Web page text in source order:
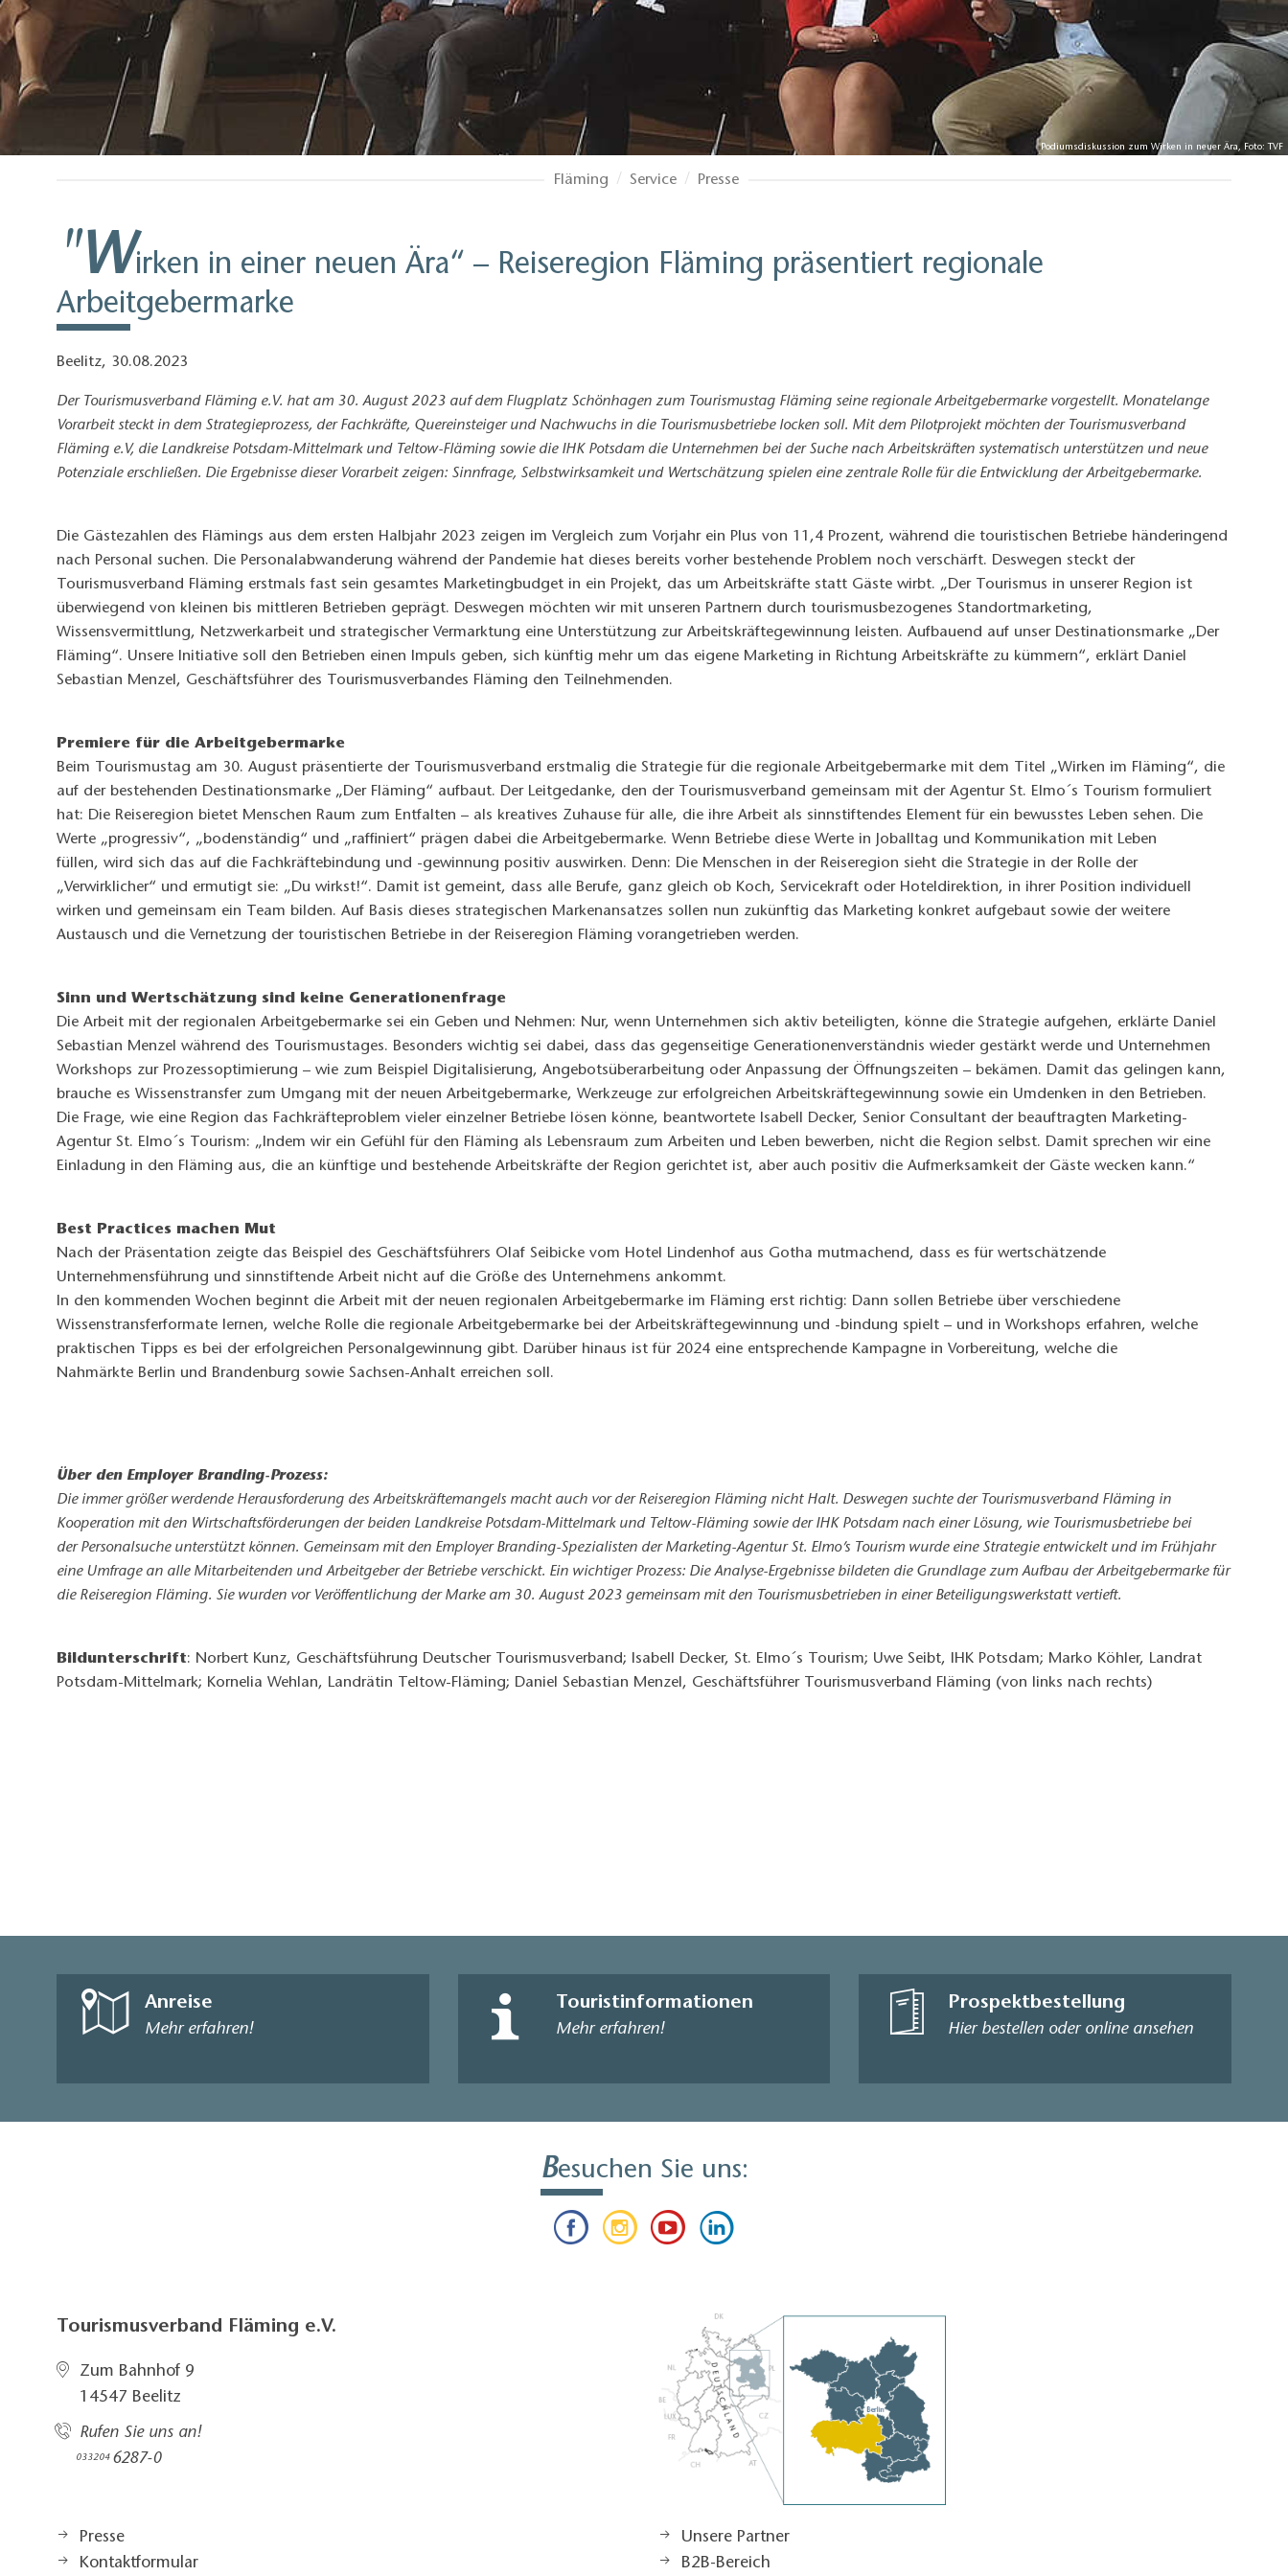
Podiumsdiskussion zum Wirken in neuer Ära, Foto: TVF
Fläming Service Presse
"Wirken in einer neuen Ära“ – Reiseregion Fläming präsentiert regionale
Arbeitgebermarke
Beelitz, 30.08.2023
Der Tourismusverband Fläming e.V. hat am 30. August 2023 auf dem Flugplatz Schönhagen zum Tourismustag Fläming seine regionale Arbeitgebermarke vorgestellt. Monatelange
Vorarbeit steckt in dem Strategieprozess, der Fachkräfte, Quereinsteiger und Nachwuchs in die Tourismusbetriebe locken soll. Mit dem Pilotprojekt möchten der Tourismusverband
Fläming e.V, die Landkreise Potsdam-Mittelmark und Teltow-Fläming sowie die IHK Potsdam die Unternehmen bei der Suche nach Arbeitskräften systematisch unterstützen und neue
Potenziale erschließen. Die Ergebnisse dieser Vorarbeit zeigen: Sinnfrage, Selbstwirksamkeit und Wertschätzung spielen eine zentrale Rolle für die Entwicklung der Arbeitgebermarke.
Die Gästezahlen des Flämings aus dem ersten Halbjahr 2023 zeigen im Vergleich zum Vorjahr ein Plus von 11,4 Prozent, während die touristischen Betriebe händeringend
nach Personal suchen. Die Personalabwanderung während der Pandemie hat dieses bereits vorher bestehende Problem noch verschärft. Deswegen steckt der
Tourismusverband Fläming erstmals fast sein gesamtes Marketingbudget in ein Projekt, das um Arbeitskräfte statt Gäste wirbt. „Der Tourismus in unserer Region ist
überwiegend von kleinen bis mittleren Betrieben geprägt. Deswegen möchten wir mit unseren Partnern durch tourismusbezogenes Standortmarketing,
Wissensvermittlung, Netzwerkarbeit und strategischer Vermarktung eine Unterstützung zur Arbeitskräftegewinnung leisten. Aufbauend auf unser Destinationsmarke „Der
Fläming“. Unsere Initiative soll den Betrieben einen Impuls geben, sich künftig mehr um das eigene Marketing in Richtung Arbeitskräfte zu kümmern“, erklärt Daniel
Sebastian Menzel, Geschäftsführer des Tourismusverbandes Fläming den Teilnehmenden.
Premiere für die Arbeitgebermarke
Beim Tourismustag am 30. August präsentierte der Tourismusverband erstmalig die Strategie für die regionale Arbeitgebermarke mit dem Titel „Wirken im Fläming“, die
auf der bestehenden Destinationsmarke „Der Fläming“ aufbaut. Der Leitgedanke, den der Tourismusverband gemeinsam mit der Agentur St. Elmo´s Tourism formuliert
hat: Die Reiseregion bietet Menschen Raum zum Entfalten – als kreatives Zuhause für alle, die ihre Arbeit als sinnstiftendes Element für ein bewusstes Leben sehen. Die
Werte „progressiv“, „bodenständig“ und „raffiniert“ prägen dabei die Arbeitgebermarke. Wenn Betriebe diese Werte in Joballtag und Kommunikation mit Leben
füllen, wird sich das auf die Fachkräftebindung und -gewinnung positiv auswirken. Denn: Die Menschen in der Reiseregion sieht die Strategie in der Rolle der
„Verwirklicher“ und ermutigt sie: „Du wirkst!“. Damit ist gemeint, dass alle Berufe, ganz gleich ob Koch, Servicekraft oder Hoteldirektion, in ihrer Position individuell
wirken und gemeinsam ein Team bilden. Auf Basis dieses strategischen Markenansatzes sollen nun zukünftig das Marketing konkret aufgebaut sowie der weitere
Austausch und die Vernetzung der touristischen Betriebe in der Reiseregion Fläming vorangetrieben werden.
Sinn und Wertschätzung sind keine Generationenfrage
Die Arbeit mit der regionalen Arbeitgebermarke sei ein Geben und Nehmen: Nur, wenn Unternehmen sich aktiv beteiligten, könne die Strategie aufgehen, erklärte Daniel
Sebastian Menzel während des Tourismustages. Besonders wichtig sei dabei, dass das gegenseitige Generationenverständnis wieder gestärkt werde und Unternehmen
Workshops zur Prozessoptimierung – wie zum Beispiel Digitalisierung, Angebotsüberarbeitung oder Anpassung der Öffnungszeiten – bekämen. Damit das gelingen kann,
brauche es Wissenstransfer zum Umgang mit der neuen Arbeitgebermarke, Werkzeuge zur erfolgreichen Arbeitskräftegewinnung sowie ein Umdenken in den Betrieben.
Die Frage, wie eine Region das Fachkräfteproblem vieler einzelner Betriebe lösen könne, beantwortete Isabell Decker, Senior Consultant der beauftragten Marketing-
Agentur St. Elmo´s Tourism: „Indem wir ein Gefühl für den Fläming als Lebensraum zum Arbeiten und Leben bewerben, nicht die Region selbst. Damit sprechen wir eine
Einladung in den Fläming aus, die an künftige und bestehende Arbeitskräfte der Region gerichtet ist, aber auch positiv die Aufmerksamkeit der Gäste wecken kann.“
Best Practices machen Mut
Nach der Präsentation zeigte das Beispiel des Geschäftsführers Olaf Seibicke vom Hotel Lindenhof aus Gotha mutmachend, dass es für wertschätzende
Unternehmensführung und sinnstiftende Arbeit nicht auf die Größe des Unternehmens ankommt.
In den kommenden Wochen beginnt die Arbeit mit der neuen regionalen Arbeitgebermarke im Fläming erst richtig: Dann sollen Betriebe über verschiedene
Wissenstransferformate lernen, welche Rolle die regionale Arbeitgebermarke bei der Arbeitskräftegewinnung und -bindung spielt – und in Workshops erfahren, welche
praktischen Tipps es bei der erfolgreichen Personalgewinnung gibt. Darüber hinaus ist für 2024 eine entsprechende Kampagne in Vorbereitung, welche die
Nahmärkte Berlin und Brandenburg sowie Sachsen-Anhalt erreichen soll.
Über den Employer Branding-Prozess:
Die immer größer werdende Herausforderung des Arbeitskräftemangels macht auch vor der Reiseregion Fläming nicht Halt. Deswegen suchte der Tourismusverband Fläming in
Kooperation mit den Wirtschaftsförderungen der beiden Landkreise Potsdam-Mittelmark und Teltow-Fläming sowie der IHK Potsdam nach einer Lösung, wie Tourismusbetriebe bei
der Personalsuche unterstützt können. Gemeinsam mit den Employer Branding-Spezialisten der Marketing-Agentur St. Elmo’s Tourism wurde eine Strategie entwickelt und im Frühjahr
eine Umfrage an alle Mitarbeitenden und Arbeitgeber der Betriebe verschickt. Ein wichtiger Prozess: Die Analyse-Ergebnisse bildeten die Grundlage zum Aufbau der Arbeitgebermarke für
die Reiseregion Fläming. Sie wurden vor Veröffentlichung der Marke am 30. August 2023 gemeinsam mit den Tourismusbetrieben in einer Beteiligungswerkstatt vertieft.
Bildunterschrift: Norbert Kunz, Geschäftsführung Deutscher Tourismusverband; Isabell Decker, St. Elmo´s Tourism; Uwe Seibt, IHK Potsdam; Marko Köhler, Landrat
Potsdam-Mittelmark; Kornelia Wehlan, Landrätin Teltow-Fläming; Daniel Sebastian Menzel, Geschäftsführer Tourismusverband Fläming (von links nach rechts)
Anreise
Mehr erfahren!
Touristinformationen
Mehr erfahren!
Prospektbestellung
Hier bestellen oder online ansehen
Besuchen Sie uns:
Tourismusverband Fläming e.V.
Zum Bahnhof 9
14547 Beelitz
Rufen Sie uns an!
033204 6287-0
Presse
Kontaktformular
Unsere Partner
B2B-Bereich